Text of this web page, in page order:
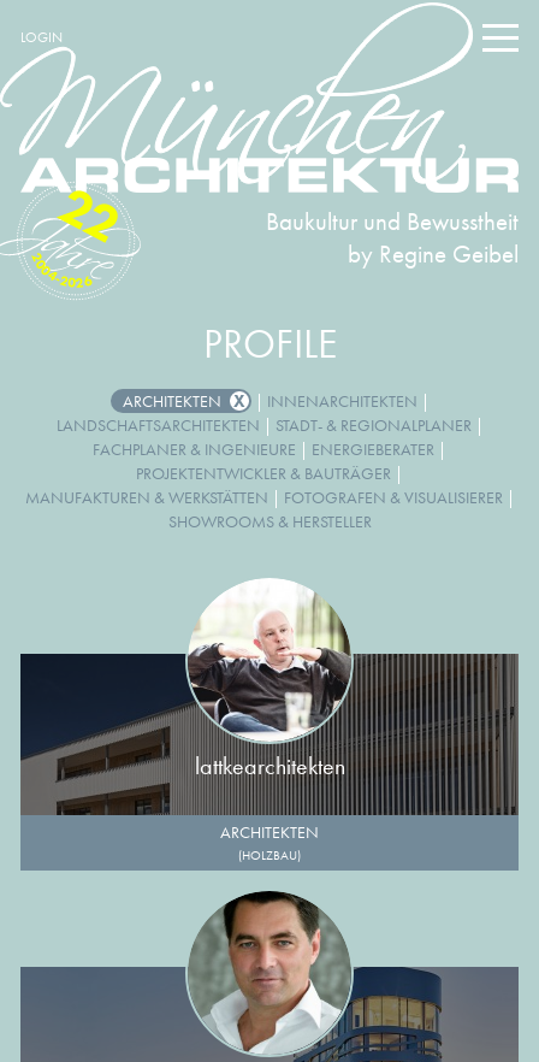
LOGIN
Baukultur und Bewusstheit
by Regine Geibel
2004-2026
22
PROFILE
ARCHITEKTEN | INNENARCHITEKTEN |
LANDSCHAFTSARCHITEKTEN | STADT- & REGIONALPLANER |
FACHPLANER & INGENIEURE | ENERGIEBERATER |
PROJEKTENTWICKLER & BAUTRÄGER |
MANUFAKTUREN & WERKSTÄTTEN | FOTOGRAFEN & VISUALISIERER |
SHOWROOMS & HERSTELLER
lattkearchitekten
ARCHITEKTEN
(HOLZBAU)